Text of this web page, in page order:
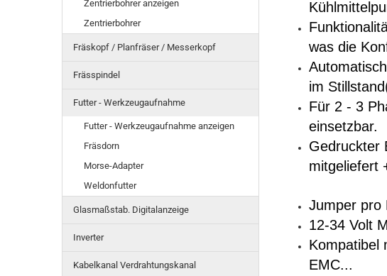
was die
im
Für 2 - 3
einsetzbar.
Gedruckter
mitgeliefert
Jumper pro
12-34 Volt
Kompatibel
EMC...
Zentrierbohrer anzeigen
Zentrierbohrer
Fräskopf / Planfräser / Messerkopf
Frässpindel
Futter - Werkzeugaufnahme
Futter - Werkzeugaufnahme anzeigen
Fräsdorn
Morse-Adapter
Weldonfutter
Glasmaßstab. Digitalanzeige
Inverter
Kabelkanal Verdrahtungskanal